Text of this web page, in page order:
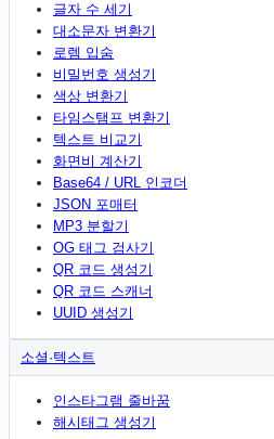
글자 수 세기
대소문자 변환기
로렘 입숨
비밀번호 생성기
색상 변환기
타임스탬프 변환기
텍스트 비교기
화면비 계산기
Base64 / URL 인코더
JSON 포매터
MP3 분할기
OG 태그 검사기
QR 코드 생성기
QR 코드 스캐너
UUID 생성기
소셜·텍스트
인스타그램 줄바꿈
해시태그 생성기